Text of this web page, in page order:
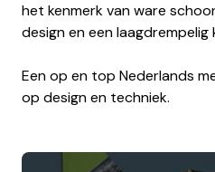
het kenmerk van ware
design en een laagdrempelig
Een op en top Nederlands
op design en techniek.